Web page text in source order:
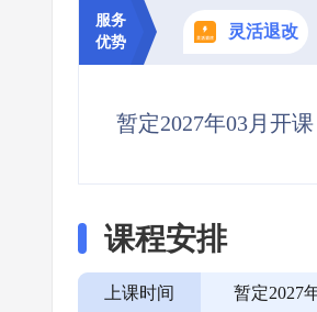
服务
优势
灵活退改
暂定2027年03月开课
课程安排
上课时间 暂定2027